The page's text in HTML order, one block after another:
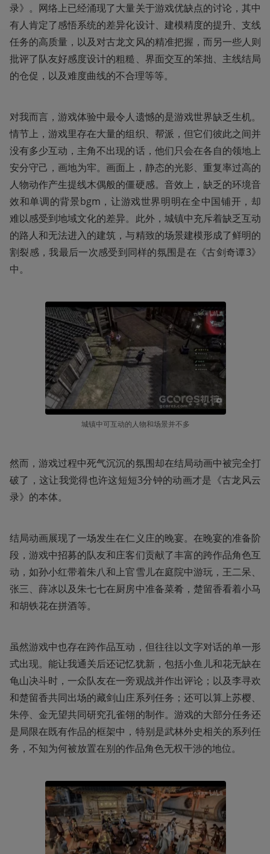
录》。网络上已经涌现了大量关于游戏优缺点的讨论，其中
有人肯定了感悟系统的差异化设计、建模精度的提升、支线
任务的高质量，以及对古龙文风的精准把握，而另一些人则
批评了队友好感度设计的粗糙、界面交互的笨拙、主线结局
的仓促，以及难度曲线的不合理等等。
对我而言，游戏体验中最令人遗憾的是游戏世界缺乏生机。
情节上，游戏里存在大量的组织、帮派，但它们彼此之间并
没有多少互动，主角不出现的话，他们只会在各自的领地上
安分守己，画地为牢。画面上，静态的光影、重复率过高的
人物动作产生提线木偶般的僵硬感。音效上，缺乏的环境音
效和单调的背景bgm，让游戏世界明明在全中国铺开，却
难以感受到地域文化的差异。此外，城镇中充斥着缺乏互动
的路人和无法进入的建筑，与精致的场景建模形成了鲜明的
割裂感，我最后一次感受到同样的氛围是在《古剑奇谭3》
中。
城镇中可互动的人物和场景并不多
然而，游戏过程中死气沉沉的氛围却在结局动画中被完全打
破了，这让我觉得也许这短短3分钟的动画才是《古龙风云
录》的本体。
结局动画展现了一场发生在仁义庄的晚宴。在晚宴的准备阶
段，游戏中招募的队友和庄客们贡献了丰富的跨作品角色互
动，如孙小红带着朱八和上官雪儿在庭院中游玩，王二呆、
张三、薛冰以及朱七七在厨房中准备菜肴，楚留香看着小马
和胡铁花在拼酒等。
虽然游戏中也存在跨作品互动，但往往以文字对话的单一形
式出现。能让我通关后还记忆犹新，包括小鱼儿和花无缺在
龟山决斗时，一众队友在一旁观战并作出评论；以及李寻欢
和楚留香共同出场的藏剑山庄系列任务；还可以算上苏樱、
朱停、金无望共同研究孔雀翎的制作。游戏的大部分任务还
是局限在既有作品的框架中，特别是武林外史相关的系列任
务，不知为何被放置在别的作品角色无权干涉的地位。